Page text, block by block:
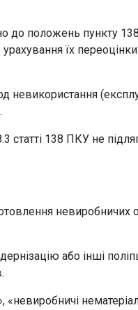
до положень пункту
їх
невикористання
статті 138 ПКУ не
невиробничих
або інші
«невиробничі